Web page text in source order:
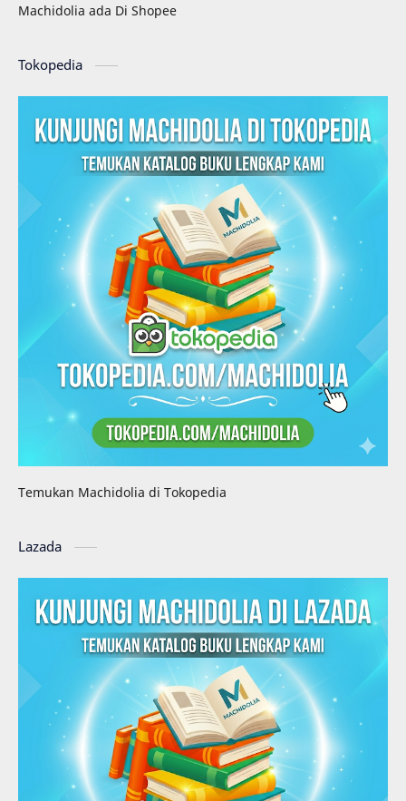
Machidolia ada Di Shopee
Tokopedia
Temukan Machidolia di Tokopedia
Lazada